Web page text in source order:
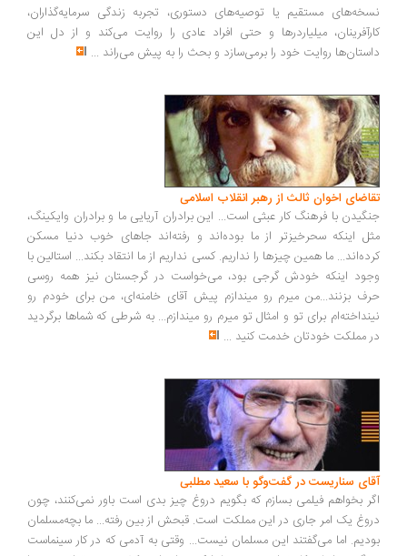
مستقیم یا توصیه‌های دستوری، تجربه زندگی سرمایه‌گذاران،
میلیاردرها و حتی افراد عادی را روایت می‌کند و از دل این
روایت خود را برمی‌سازد و بحث را به پیش می‌راند...
اخوان ثالث از رهبر انقلاب اسلامی
با فرهنگ کار عبثی است... این برادران آریایی ما و برادران وایکینگ،
اینکه سحرخیزتر از ما بوده‌اند و رفته‌اند جاهای خوب دنیا مسکن
ما همین چیزها را نداریم. کسی نداریم از ما انتقاد بکند... استالین با
اینکه خودش گرجی بود، می‌خواست در گرجستان نیز همه روسی
بزنند...من میرم رو میندازم پیش آقای خامنه‌ای، من برای خودم رو
برای تو و امثال تو میرم رو میندازم... به شرطی که شماها برگردید
مملکت خودتان خدمت کنید...
سناریست در گفت‌وگو با سعید مطلبی
بخواهم فیلمی بسازم که بگویم دروغ چیز بدی است باور نمی‌کنند، چون
یک امر جاری در این مملکت است. قبحش از بین رفته... ما بچه‌مسلمان
اما می‌گفتند این مسلمان نیست... وقتی به آدمی که در کار سینماست